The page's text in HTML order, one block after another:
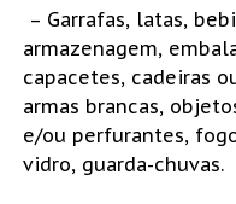
– Garrafas, latas,
armazenagem,
capacetes, cadeiras
armas brancas,
e/ou perfurantes,
vidro, guarda-chuvas.